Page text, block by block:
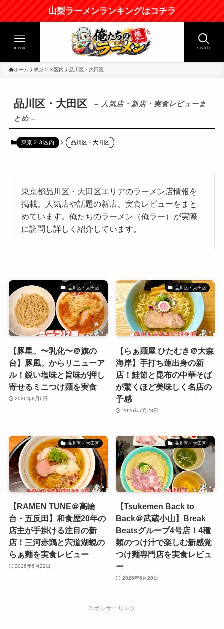
山梨ラーメンランキングはコチラ
seach
menu
ホーム 東京２３区内 品川区・大田区
品川区・大田区
– 人気店・新店・実食レビューま
とめ –
東京２３区内 品川区・大田区
東京都品川区・大田区エリアのラーメン店情報を
掲載。人気店や話題の新店、実食レビューをまと
めています。俺たちのラーメン（俺ラー）が実際
に訪問し詳しく紹介しています。
品川区・大田区
【豚星。〜乳化〜＠旗の
台】豚風。からリニューア
ル！鋭い塩味と旨味が押し
寄せるミニつけ麺を実食
2026年8月6日
品川区・大田区
【らぁ麺屋 ひたむき＠大森
海岸】手打ち蓮出身の新
店！鮭節と昆布の中華そば
が驚くほど美味しく名店の
予感
2026年7月23日
品川区・大田区
【RAMEN TUNE＠高輪
台・五反田】和食歴20年の
店主が手掛ける注目の新
店！三河赤鶏と宍道湖蜆の
らぁ麺を実食レビュー
2026年6月22日
品川区・大田区
【Tsukemen Back to
Back＠武蔵小山】Break
Beatsグループ4号店！4種
類のつけ汁で楽しむ新感覚
つけ麺専門店を実食レビュ
ー
2026年6月20日
スポンサーリンク